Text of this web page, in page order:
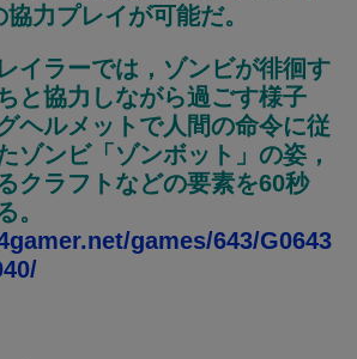
力プレイが可能だ。
イラーでは，ゾンビが徘徊す
と協力しながら過ごす様子
ヘルメットで人間の命令に従
ゾンビ「ゾンボット」の姿，
クラフトなどの要素を60秒
。
games/643/G0643